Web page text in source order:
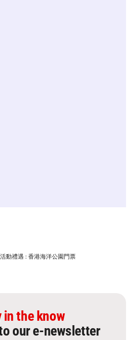
動禮遇 : 香港海洋公園門票
in the know
our e-newsletter